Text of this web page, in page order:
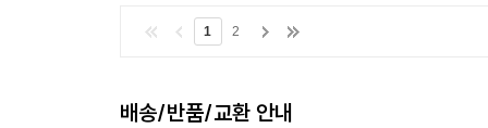
1 2
배송/반품/교환 안내